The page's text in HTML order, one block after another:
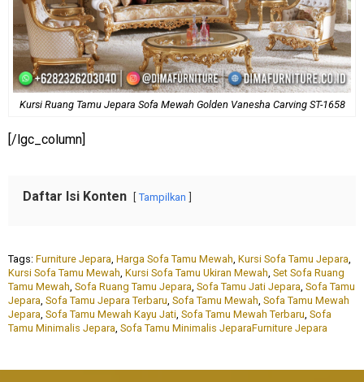
Kursi Ruang Tamu Jepara Sofa Mewah Golden Vanesha Carving ST-1658
[/lgc_column]
Daftar Isi Konten Tampilkan
Tags: Furniture Jepara, Harga Sofa Tamu Mewah, Kursi Sofa Tamu Jepara,
Kursi Sofa Tamu Mewah, Kursi Sofa Tamu Ukiran Mewah, Set Sofa Ruang
Tamu Mewah, Sofa Ruang Tamu Jepara, Sofa Tamu Jati Jepara, Sofa Tamu
Jepara, Sofa Tamu Jepara Terbaru, Sofa Tamu Mewah, Sofa Tamu Mewah
Jepara, Sofa Tamu Mewah Kayu Jati, Sofa Tamu Mewah Terbaru, Sofa
Tamu Minimalis Jepara, Sofa Tamu Minimalis JeparaFurniture Jepara